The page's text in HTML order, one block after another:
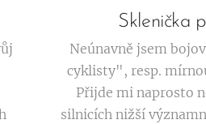
Sklenička
Neúnavně jsem
cyklisty", resp.
Přijde mi naprosto
silnicích nižší